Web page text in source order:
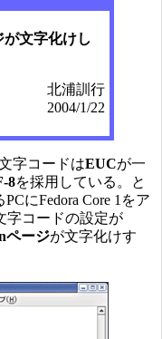
が文字化けし
北浦訓行
2004/1/22
字コードはEUCが一
8を採用している。と
にFedora Core 1をア
字コードの設定が
ページが文字化けす